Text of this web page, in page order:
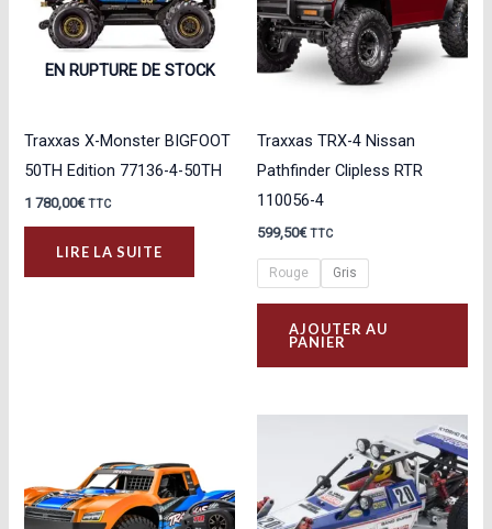
peuvent
être
choisies
EN RUPTURE DE STOCK
Traxxas X-Monster BIGFOOT
50TH Edition 77136-4-50TH
1 780,00€ TTC
LIRE LA SUITE
Traxxas TRX-4 Nissan
Pathfinder Clipless RTR
110056-4
599,50€ TTC
Rouge Gris
AJOUTER AU
PANIER
Ce
a
Les